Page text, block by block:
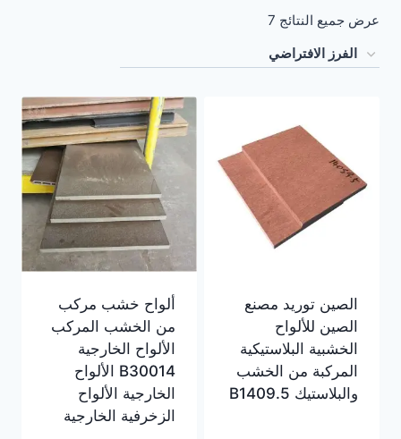
عرض جميع النتائج 7
الصين توريد مصنع
الصين للألواح
الخشبية البلاستيكية
المركبة من الخشب
والبلاستيك B1409.5
ألواح خشب مركب
من الخشب المركب
الألواح الخارجية
B30014 الألواح
الخارجية الألواح
الزخرفية الخارجية